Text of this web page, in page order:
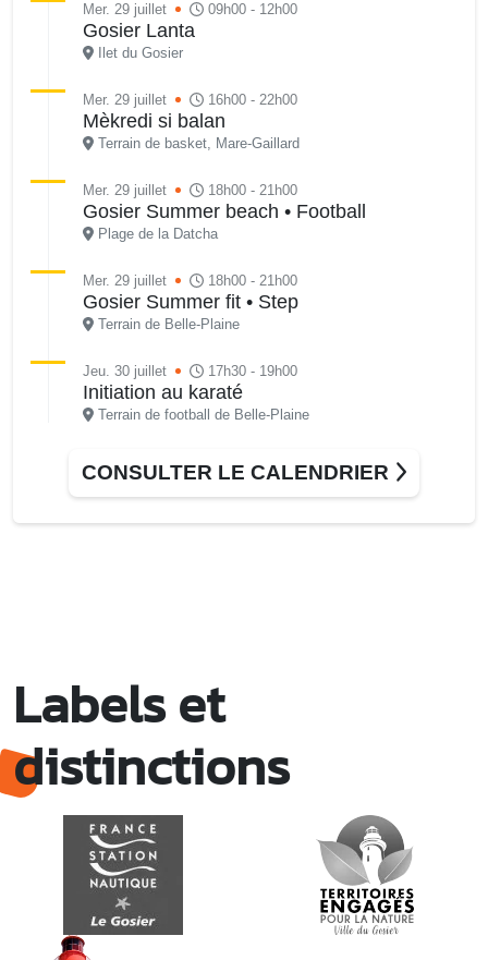
Mer. 29 juillet 09h00 - 12h00
Gosier Lanta
Ilet du Gosier
Mer. 29 juillet 16h00 - 22h00
Mèkredi si balan
Terrain de basket, Mare-Gaillard
Mer. 29 juillet 18h00 - 21h00
Gosier Summer beach • Football
Plage de la Datcha
Mer. 29 juillet 18h00 - 21h00
Gosier Summer fit • Step
Terrain de Belle-Plaine
Jeu. 30 juillet 17h30 - 19h00
Initiation au karaté
Terrain de football de Belle-Plaine
Jeu. 30 juillet 18h00 - 19h00
Séance de zumba
mairie)
Ven. 31 juillet 18h00 - 21h00
Gosier Summer beach • Tennis
Ven. 31 juillet 19h00 - 20h30
Parking Arcade des 2 roues Saint-Félix (ancien PMU)
CONSULTER LE CALENDRIER
Labels et
distinctions